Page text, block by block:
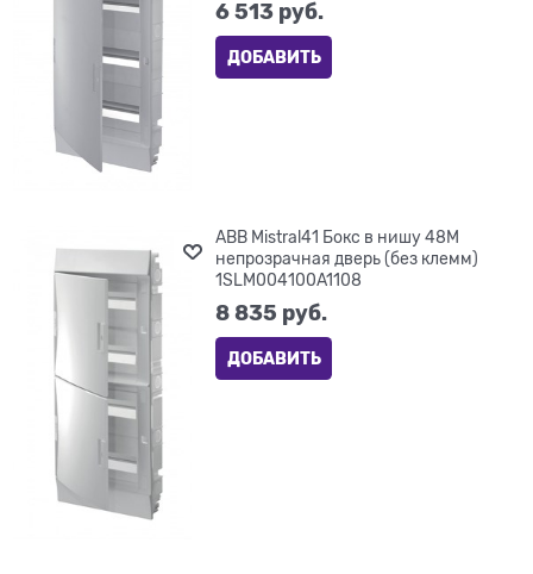
6 513 руб.
ДОБАВИТЬ
ABB Mistral41 Бокс в нишу 48М
непрозрачная дверь (без клемм)
1SLM004100A1108
8 835 руб.
ДОБАВИТЬ